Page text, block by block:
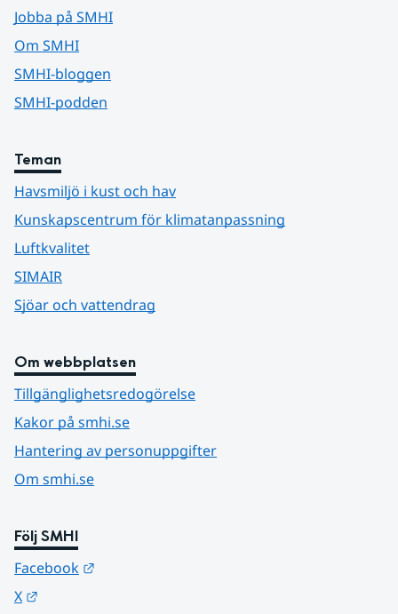
Jobba på SMHI
Om SMHI
SMHI-bloggen
SMHI-podden
Teman
Havsmiljö i kust och hav
Kunskapscentrum för klimatanpassning
Luftkvalitet
SIMAIR
Sjöar och vattendrag
Om webbplatsen
Tillgänglighetsredogörelse
Kakor på smhi.se
Hantering av personuppgifter
Om smhi.se
Följ SMHI
Facebook
X